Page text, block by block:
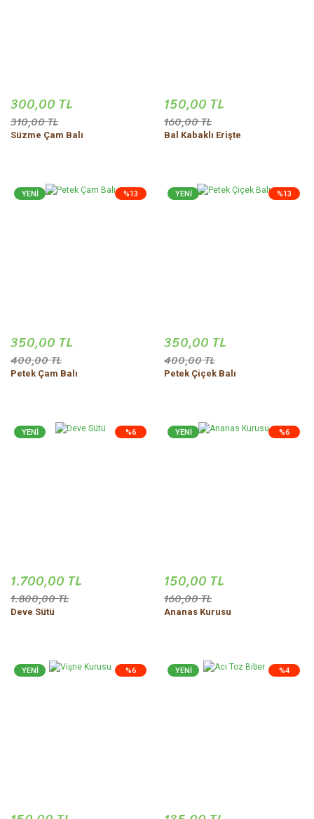
300,00 TL
310,00 TL
Süzme Çam Balı
150,00 TL
160,00 TL
Bal Kabaklı Erişte
%13
YENİ
350,00 TL
400,00 TL
Petek Çam Balı
%13
YENİ
350,00 TL
400,00 TL
Petek Çiçek Balı
%6
YENİ
1.700,00 TL
1.800,00 TL
Deve Sütü
%6
YENİ
150,00 TL
160,00 TL
Ananas Kurusu
%6
YENİ %4
YENİ